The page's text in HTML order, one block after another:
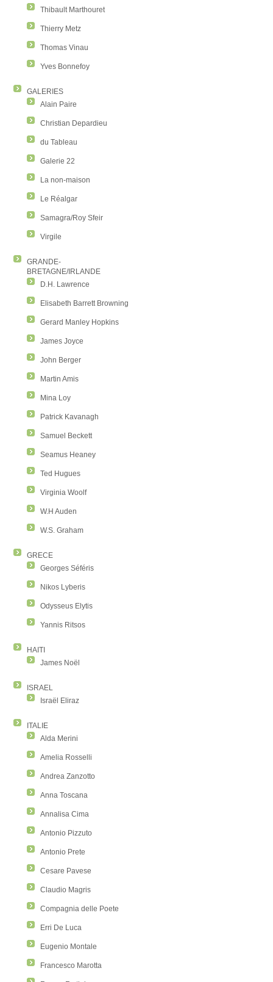
Thibault Marthouret
Thierry Metz
Thomas Vinau
Yves Bonnefoy
GALERIES
Alain Paire
Christian Depardieu
du Tableau
Galerie 22
La non-maison
Le Réalgar
Samagra/Roy Sfeir
Virgile
GRANDE-
BRETAGNE/IRLANDE
D.H. Lawrence
Elisabeth Barrett Browning
Gerard Manley Hopkins
James Joyce
John Berger
Martin Amis
Mina Loy
Patrick Kavanagh
Samuel Beckett
Seamus Heaney
Ted Hugues
Virginia Woolf
W.H Auden
W.S. Graham
GRECE
Georges Séféris
Nikos Lyberis
Odysseus Elytis
Yannis Ritsos
HAITI
James Noël
ISRAEL
Israël Eliraz
ITALIE
Alda Merini
Amelia Rosselli
Andrea Zanzotto
Anna Toscana
Annalisa Cima
Antonio Pizzuto
Antonio Prete
Cesare Pavese
Claudio Magris
Compagnia delle Poete
Erri De Luca
Eugenio Montale
Francesco Marotta